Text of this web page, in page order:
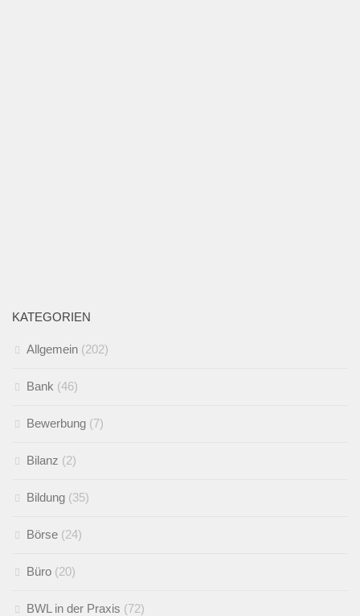
KATEGORIEN
Allgemein (202)
Bank (46)
Bewerbung (7)
Bilanz (2)
Bildung (35)
Börse (24)
Büro (20)
BWL in der Praxis (72)